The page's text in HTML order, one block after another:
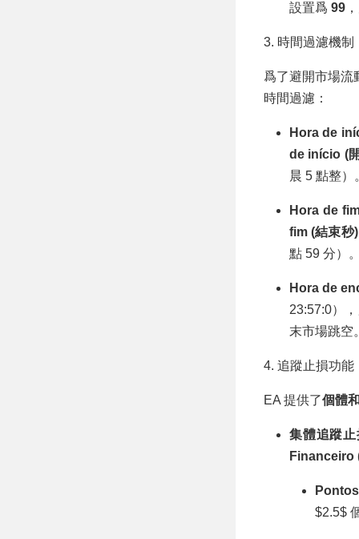
設置爲 99
3. 時間過濾機制
爲了避開市場流
時間過濾：
Hora de
de início (
晨 5 點整）
Hora de
fim (結束秒)
點 59 分）
Hora de
23:57:0）
末市場跳空
4. 追蹤止損功能
EA 提供了個體
集體追蹤
Financeiro
$2.5$